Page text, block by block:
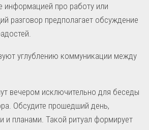
про работу или
разговор предполагает обсуждение
углублению коммуникации между
вечером исключительно для беседы
Обсудите прошедший день,
и планами. Такой ритуал формирует